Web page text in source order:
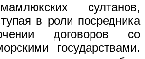
султанов,
в роли посредника
договоров со
государствами.